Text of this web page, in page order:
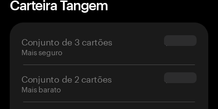
Carteira Tangem
Conjunto de 3 cartões
Mais seguro
$69.90
Conjunto de 2 cartões
Mais barato
$54.90